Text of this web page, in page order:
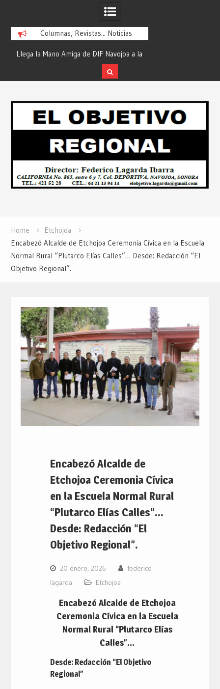
Columnas, Revistas... Noticias
Llega la Mano Amiga de DIF Navojoa a la
Ampliación Beltrones con la Feria de
Servicios… Desde: Redacción “El
Redacción “El
Home
Etchojoa
Encabezó Alcalde de Etchojoa Ceremonia Cívica en la Escuela
Normal Rural “Plutarco Elías Calles”… Desde: Redacción “El
Objetivo Regional”.
Encabezó Alcalde de
Etchojoa Ceremonia Cívica
en la Escuela Normal Rural
“Plutarco Elías Calles”…
Desde: Redacción “El
Objetivo Regional”.
20 enero, 2026
federico
lagarda
Etchojoa
Encabezó Alcalde de Etchojoa
Ceremonia Cívica en la Escuela
Normal Rural “Plutarco Elías
Calles”…
Desde: Redacción “El Objetivo
Regional”